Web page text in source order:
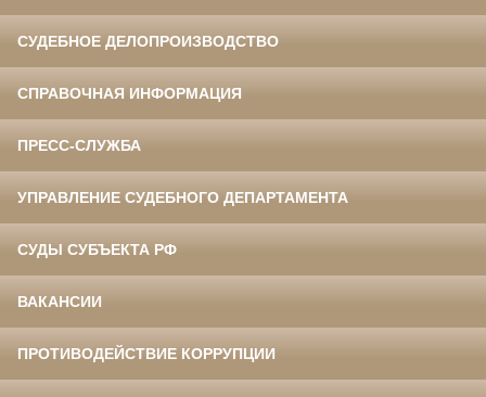
СУДЕБНОЕ ДЕЛОПРОИЗВОДСТВО
СПРАВОЧНАЯ ИНФОРМАЦИЯ
ПРЕСС-СЛУЖБА
УПРАВЛЕНИЕ СУДЕБНОГО ДЕПАРТАМЕНТА
СУДЫ СУБЪЕКТА РФ
ВАКАНСИИ
ПРОТИВОДЕЙСТВИЕ КОРРУПЦИИ